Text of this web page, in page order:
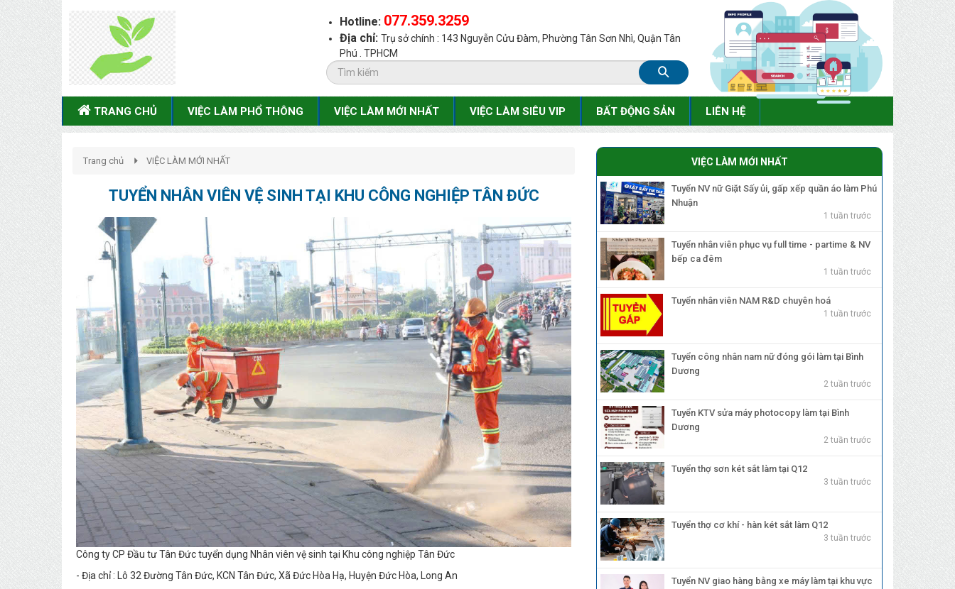
Hotline: 077.359.3259
Địa chỉ: Trụ sở chính : 143 Nguyễn Cửu Đàm, Phường Tân Sơn Nhì, Quận Tân
Phú . TPHCM
TRANG CHỦ VIỆC LÀM PHỔ THÔNG VIỆC LÀM MỚI NHẤT VIỆC LÀM SIÊU VIP BẤT ĐỘNG SẢN LIÊN HỆ
Trang chủ VIỆC LÀM MỚI NHẤT
TUYỂN NHÂN VIÊN VỆ SINH TẠI KHU CÔNG NGHIỆP TÂN ĐỨC
Công ty CP Đầu tư Tân Đức tuyển dụng Nhân viên vệ sinh tại Khu công nghiệp Tân Đức
- Địa chỉ : Lô 32 Đường Tân Đức, KCN Tân Đức, Xã Đức Hòa Hạ, Huyện Đức Hòa, Long An
VIỆC LÀM MỚI NHẤT
Tuyển NV nữ Giặt Sấy ủi, gấp xếp quần áo làm Phú
Nhuận
1 tuần trước
Tuyển nhân viên phục vụ full time - partime & NV
bếp ca đêm
1 tuần trước
Tuyển nhân viên NAM R&D chuyên hoá
1 tuần trước
Tuyển công nhân nam nữ đóng gói làm tại Bình
Dương
2 tuần trước
Tuyển KTV sửa máy photocopy làm tại Bình
Dương
2 tuần trước
Tuyển thợ sơn két sắt làm tại Q12
3 tuần trước
Tuyển thợ cơ khí - hàn két sắt làm Q12
3 tuần trước
Tuyển NV giao hàng bằng xe máy làm tại khu vực